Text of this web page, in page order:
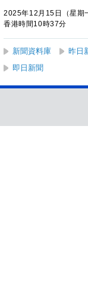
2025年12月15日（星期
香港時間10時37分
新聞資料庫 昨日
即日新聞